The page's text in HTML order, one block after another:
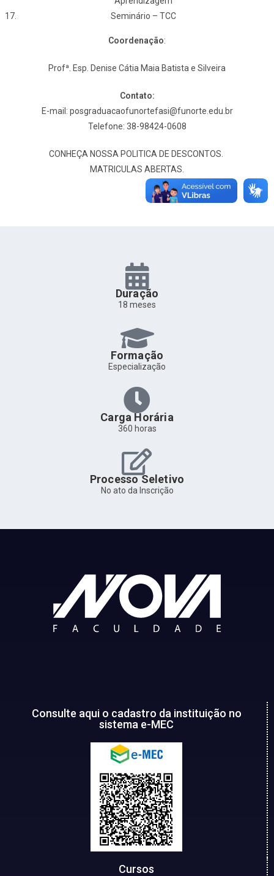
Seminário – TCC
Coordenação:
Profª. Esp. Denise Cátia Maia Batista e Silveira
Contato:
E-mail: posgraduacaofunortefasi@funorte.edu.br
Telefone: 38-98424-0608
CONHEÇA NOSSA POLITICA DE DESCONTOS.
MATRICULAS ABERTAS.
Duração
18 meses
Formação
Especialização
Carga Horária
360 horas
Processo Seletivo
No ato da Inscrição
Consulte aqui o cadastro da instituição no
sistema e-MEC
Cursos